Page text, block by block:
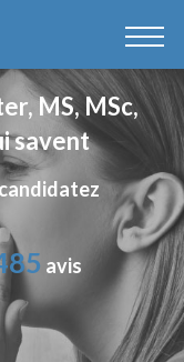
MS, MSc,
savent
avis